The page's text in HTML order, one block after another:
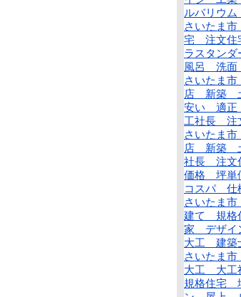
ルバリウ
さいたま
宅 注文
ラスタン
風呂 洗
さいたま
店 新築
安い 適
工社長 注
さいたま
店 新築
社長 注文
価格 坪
コスパ
さいたま
建て 規格
家 デザイ
大工 建
さいたま
大工 大
規格住宅